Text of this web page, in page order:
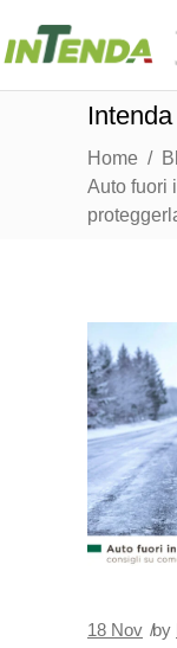
Intenda
Home /
Auto fuori
18 Nov by